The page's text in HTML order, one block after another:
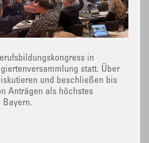
in
statt. Über
und beschließen bis
Anträgen als höchstes
Bayern.